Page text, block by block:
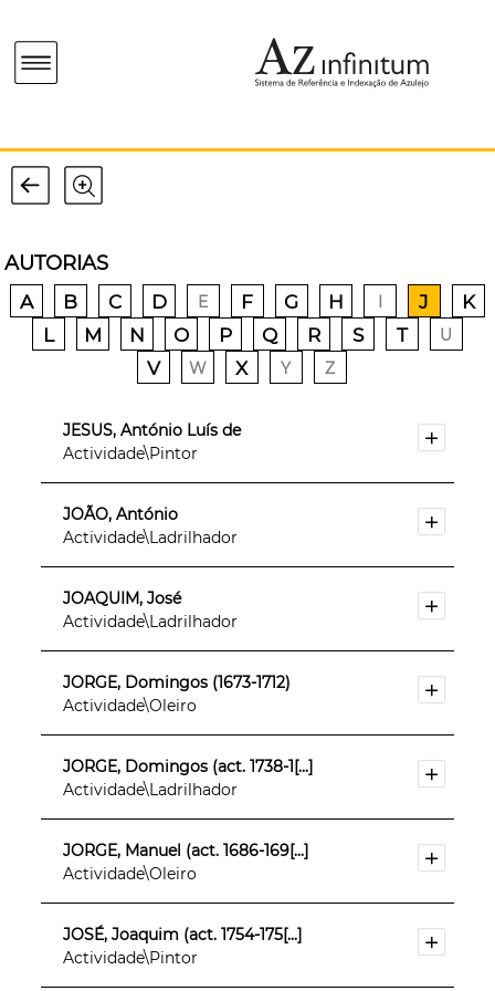
AUTORIAS
A B C D E F G H I J
K
L
M N O P Q R S T U
V W X Y Z
JESUS, António Luís de
Actividade\Pintor
JOÃO, António
Actividade\Ladrilhador
JOAQUIM, José
Actividade\Ladrilhador
JORGE, Domingos (1673-1712)
Actividade\Oleiro
JORGE, Domingos (act. 1738-1[...]
Actividade\Ladrilhador
JORGE, Manuel (act. 1686-169[...]
Actividade\Oleiro
JOSÉ, Joaquim (act. 1754-175[...]
Actividade\Pintor